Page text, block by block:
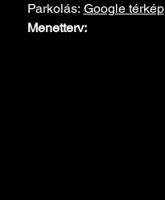
Parkolás: Google térkép
Menetterv: